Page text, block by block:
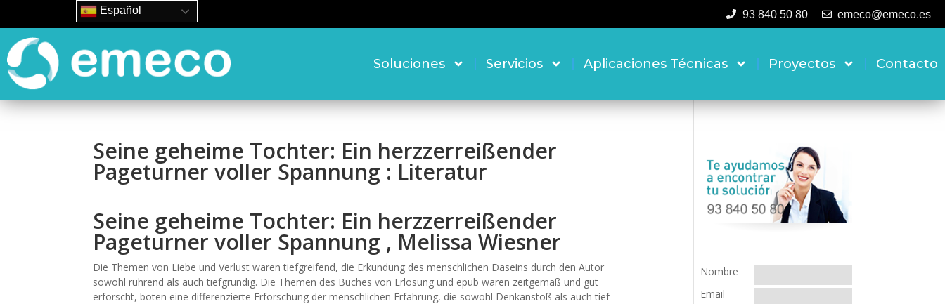
93 840 50 80 emeco@emeco.es
Soluciones Servicios Aplicaciones Técnicas Proyectos Contacto
Seine geheime Tochter: Ein herzzerreißender
Pageturner voller Spannung : Literatur
Seine geheime Tochter: Ein herzzerreißender
Pageturner voller Spannung , Melissa Wiesner
Die Themen von Liebe und Verlust waren tiefgreifend, die Erkundung des menschlichen Daseins durch den Autor
sowohl rührend als auch tiefgründig. Die Themen des Buches von Erlösung und epub waren zeitgemäß und gut
erforscht, boten eine differenzierte Erforschung der menschlichen Erfahrung, die sowohl Denkanstoß als auch tief
Nombre
Email
Español